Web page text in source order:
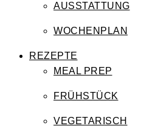
AUSSTATTUNG
WOCHENPLAN
REZEPTE
MEAL PREP
FRÜHSTÜCK
VEGETARISCH